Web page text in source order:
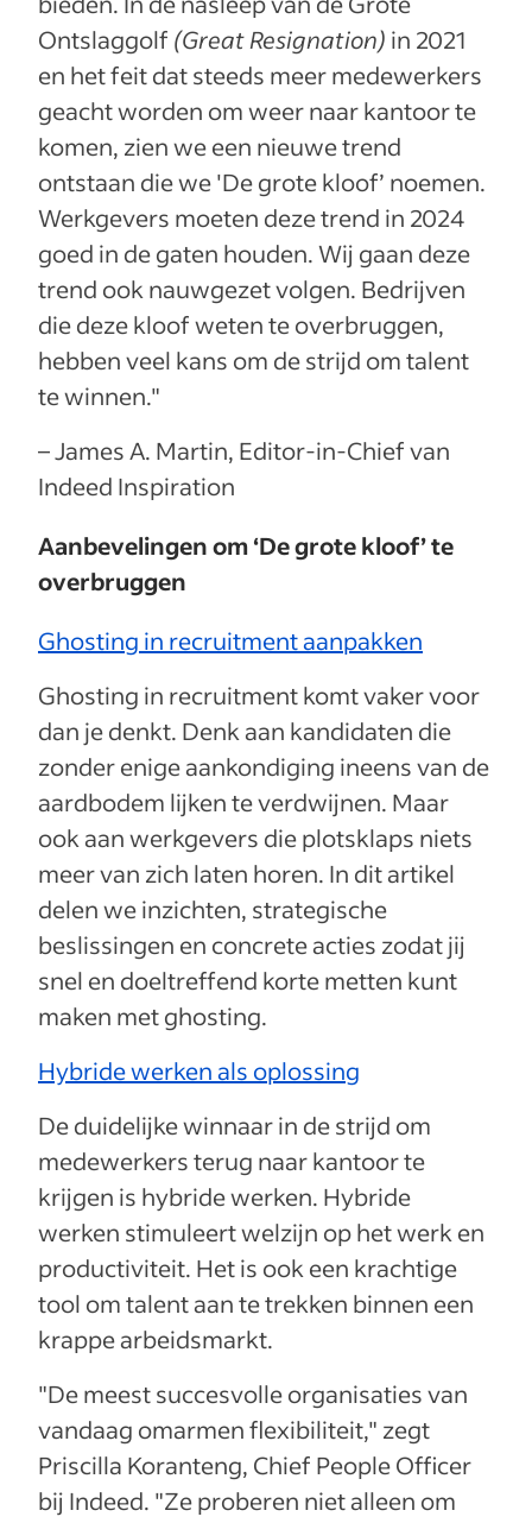
Ontslaggolf (Great Resignation) in 2021
en het feit dat steeds meer medewerkers
geacht worden om weer naar kantoor te
komen, zien we een nieuwe trend
ontstaan die we 'De grote kloof’ noemen.
Werkgevers moeten deze trend in 2024
goed in de gaten houden. Wij gaan deze
trend ook nauwgezet volgen. Bedrijven
die deze kloof weten te overbruggen,
hebben veel kans om de strijd om talent
te winnen."
– James A. Martin, Editor-in-Chief van
Indeed Inspiration
Aanbevelingen om ‘De grote kloof’ te
overbruggen
Ghosting in recruitment aanpakken
Ghosting in recruitment komt vaker voor
dan je denkt. Denk aan kandidaten die
zonder enige aankondiging ineens van de
aardbodem lijken te verdwijnen. Maar
ook aan werkgevers die plotsklaps niets
meer van zich laten horen. In dit artikel
delen we inzichten, strategische
beslissingen en concrete acties zodat jij
snel en doeltreffend korte metten kunt
maken met ghosting.
Hybride werken als oplossing
De duidelijke winnaar in de strijd om
medewerkers terug naar kantoor te
krijgen is hybride werken. Hybride
werken stimuleert welzijn op het werk en
productiviteit. Het is ook een krachtige
tool om talent aan te trekken binnen een
krappe arbeidsmarkt.
"De meest succesvolle organisaties van
vandaag omarmen flexibiliteit," zegt
Priscilla Koranteng, Chief People Officer
bij Indeed. "Ze proberen niet alleen om